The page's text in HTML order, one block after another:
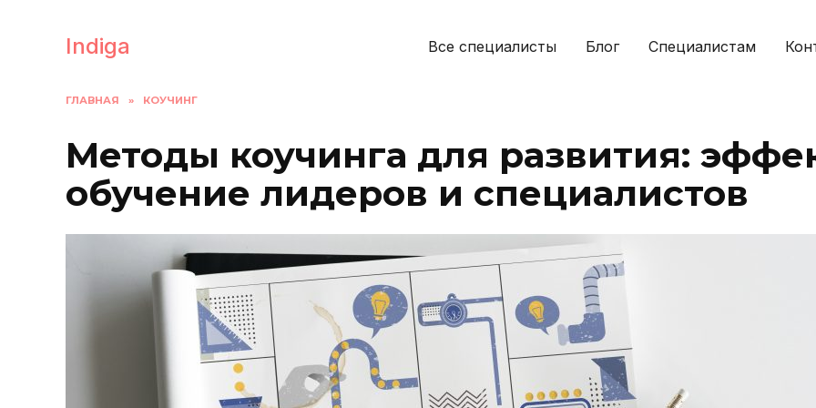
содержаниюIndiga Все специалисты Блог Специалистам
ГЛАВНАЯ » КОУЧИНГ
Методы коучинга для развития:
обучение лидеров и специалистов